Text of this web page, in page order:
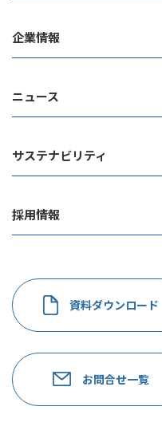
企業情報
ニュース
サステナビリティ
採用情報
資料ダウンロード
お問合せ一覧